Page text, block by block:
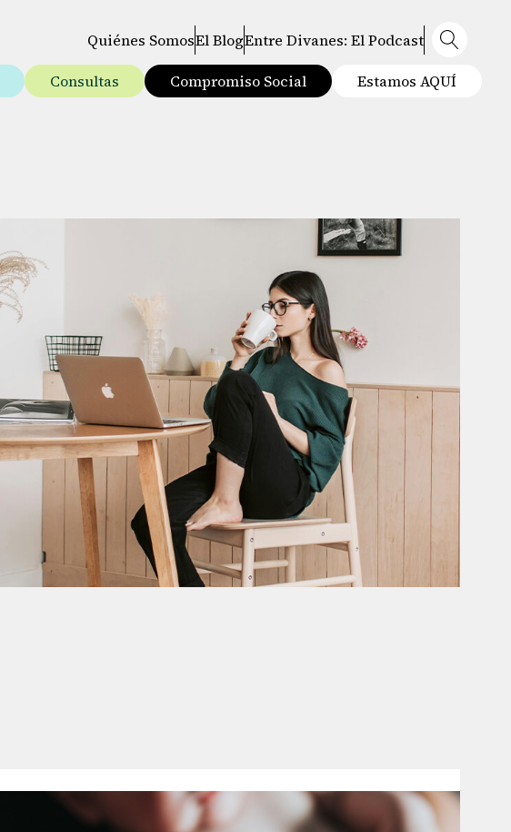
Quiénes SomosEl BlogEntre Divanes: El Podcast
Consultas Compromiso Social Estamos AQUÍ